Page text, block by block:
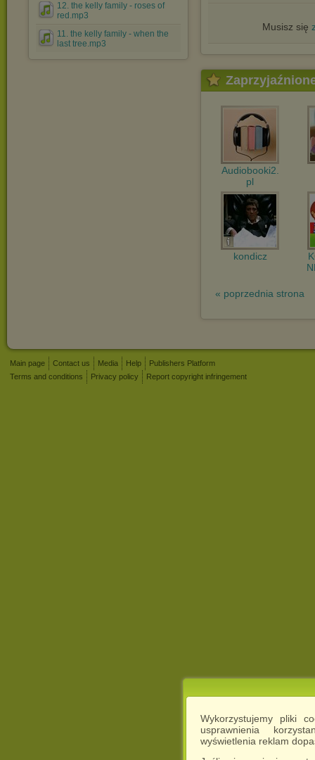
Wykorzystujemy pliki
usprawnienia
wyświetlenia reklam
12. the kelly family - roses of
red.mp3
11. the kelly family - when the
last tree.mp3
Musisz się
Audiobooki2.
pl
kondicz
« poprzednia strona
Main page Contact us Media Help
Publishers Platform
Terms and conditions
Privacy policy Report copyright infringement